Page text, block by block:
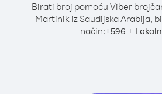
Birati broj pomoću Viber
Martinik iz Saudijska Arabija,
način:+596 +